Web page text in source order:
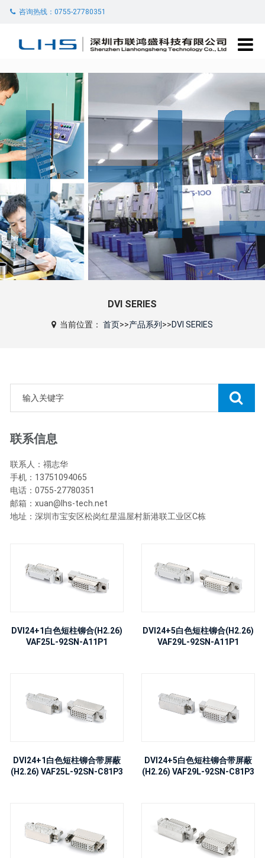
咨询热线：0755-27780351
DVI SERIES
当前位置：首页>>产品系列 >>DVI SERIES
联系信息
联系人：禤志华
手机：13751094065
电话：0755-27780351
邮箱：xuan@lhs-tech.net
地址：深圳市宝安区松岗红星温屋村新港联工业区C栋
DVI24+1白色短柱铆合(H2.26)
VAF25L-92SN-A11P1
DVI24+5白色短柱铆合(H2.26)
VAF29L-92SN-A11P1
DVI24+1白色短柱铆合带屏蔽
(H2.26) VAF25L-92SN-C81P3
DVI24+5白色短柱铆合带屏蔽
(H2.26) VAF29L-92SN-C81P3